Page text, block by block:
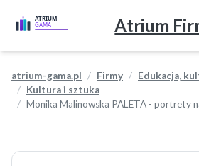
Atrium
atrium-gama.pl Firmy
Edukacja,
Kultura i sztuka
Monika Malinowska PALETA - portrety